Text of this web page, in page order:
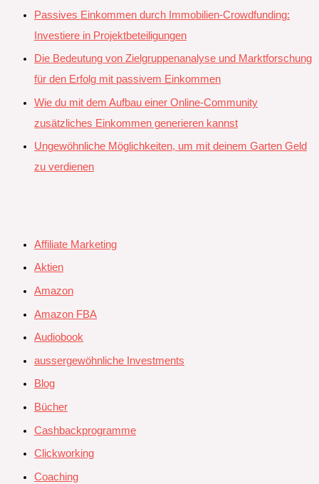
Passives Einkommen durch Immobilien-Crowdfunding:
Investiere in Projektbeteiligungen
Die Bedeutung von Zielgruppenanalyse und Marktforschung
für den Erfolg mit passivem Einkommen
Wie du mit dem Aufbau einer Online-Community
zusätzliches Einkommen generieren kannst
Ungewöhnliche Möglichkeiten, um mit deinem Garten Geld
zu verdienen
Affiliate Marketing
Aktien
Amazon
Amazon FBA
Audiobook
aussergewöhnliche Investments
Blog
Bücher
Cashbackprogramme
Clickworking
Coaching